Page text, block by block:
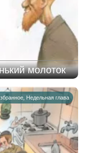
молоток
, Недельная глава